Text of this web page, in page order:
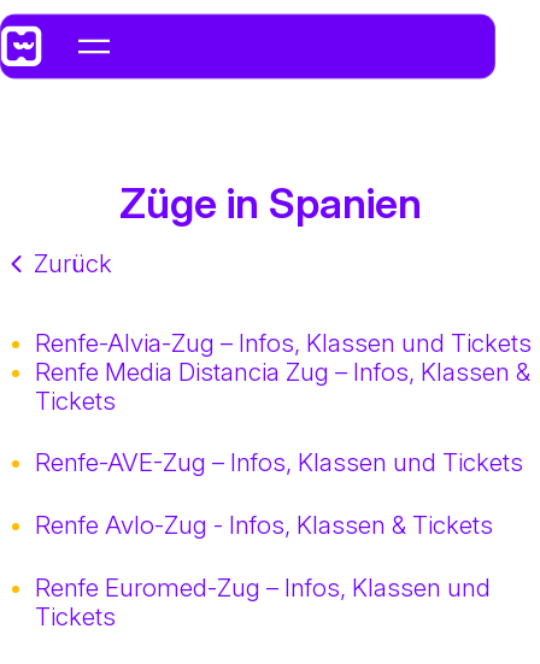
Züge in Spanien
Zurück
Renfe-Alvia-Zug – Infos, Klassen und Tickets
Renfe Media Distancia Zug – Infos, Klassen &
Tickets
Renfe-AVE-Zug – Infos, Klassen und Tickets
Renfe Avlo-Zug - Infos, Klassen & Tickets
Renfe Euromed-Zug – Infos, Klassen und
Tickets